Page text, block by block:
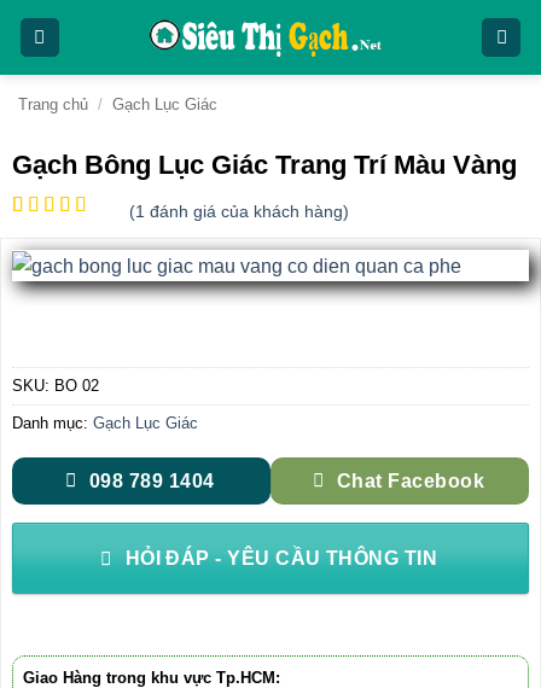
nội
dungTrang chủ / Gạch Lục Giác
Gạch Bông Lục Giác Trang Trí Màu Vàng
trên 5
dựa trên
đánh giá
(1 đánh giá của khách hàng)
SKU: BO 02
Danh mục: Gạch Lục Giác
098 789 1404 Chat Facebook
HỎI ĐÁP - YÊU CẦU THÔNG TIN
Giao Hàng trong khu vực Tp.HCM: